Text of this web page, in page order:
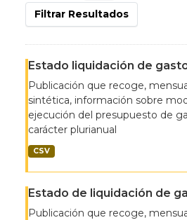
Filtrar Resultados
Estado liquidación de
Publicación que recoge,
sintética, información sobre
ejecución del presupuesto de
carácter plurianual
CSV
Estado de liquidación de
Publicación que recoge,